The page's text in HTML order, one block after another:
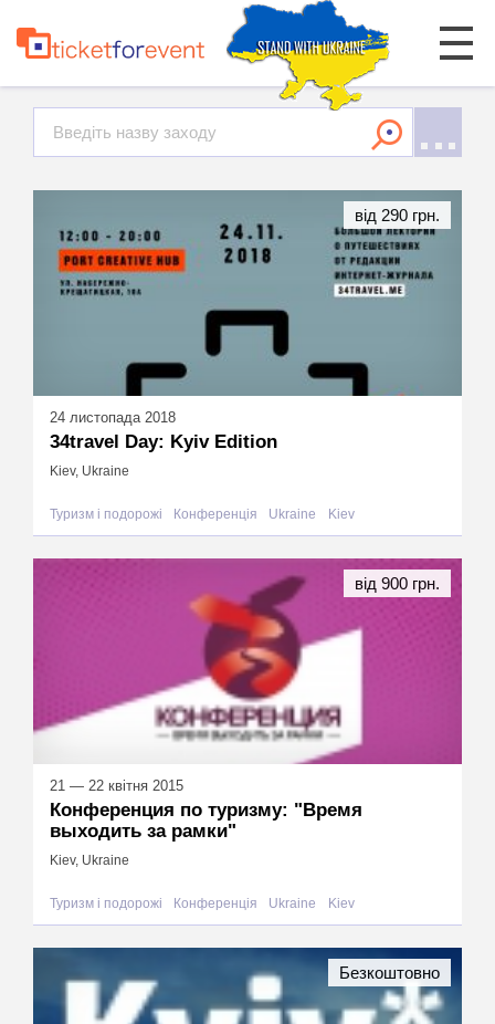
24 листопада 2018
34travel Day: Kyiv Edition
Kiev, Ukraine
Туризм і подорожі Конференція Ukraine Kiev
від 290 грн.
21 — 22 квітня 2015
Конференция по туризму: "Время
выходить за рамки"
Kiev, Ukraine
Туризм і подорожі Конференція Ukraine Kiev
від 900 грн.
Безкоштовно